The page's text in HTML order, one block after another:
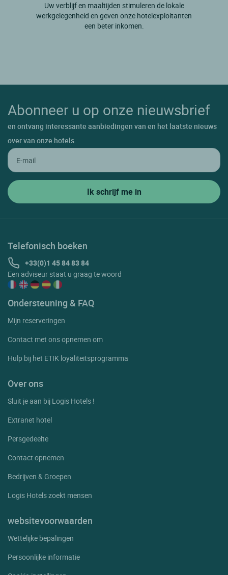
Uw verblijf en maaltijden stimuleren de lokale
werkgelegenheid en geven onze hotelexploitanten
een beter inkomen.
Abonneer u op onze nieuwsbrief
en ontvang interessante aanbiedingen van en het laatste nieuws
over van onze hotels.
Telefonisch boeken
+33(0)1 45 84 83 84
Een adviseur staat u graag te woord
Ondersteuning & FAQ
Mijn reserveringen
Contact met ons opnemen om
Hulp bij het ETIK loyaliteitsprogramma
Over ons
Sluit je aan bij Logis Hotels !
Extranet hotel
Persgedeelte
Contact opnemen
Bedrijven & Groepen
Logis Hotels zoekt mensen
websitevoorwaarden
Wettelijke bepalingen
Persoonlijke informatie